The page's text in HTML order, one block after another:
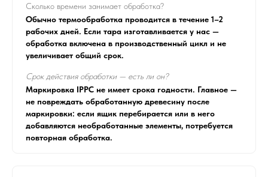
Сколько времени занимает обработка?
Обычно термообработка проводится в течение 1–2
рабочих дней. Если тара изготавливается у нас —
обработка включена в производственный цикл и не
увеличивает общий срок.
Срок действия обработки — есть ли он?
Маркировка IPPC не имеет срока годности. Главное —
не повреждать обработанную древесину после
маркировки: если ящик перебирается или в него
добавляются необработанные элементы, потребуется
повторная обработка.